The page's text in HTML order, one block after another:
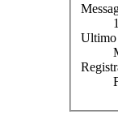
Ultimo